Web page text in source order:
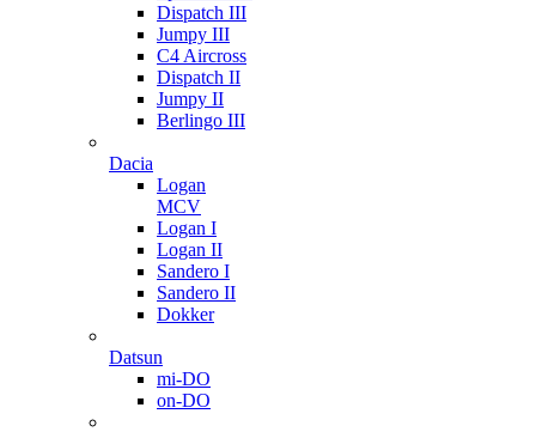
Dispatch III
Jumpy III
C4 Aircross
Dispatch II
Jumpy II
Berlingo III
Dacia
Logan
MCV
Logan I
Logan II
Sandero I
Sandero II
Dokker
Datsun
mi-DO
on-DO